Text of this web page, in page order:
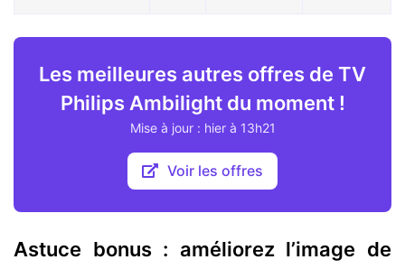
Les meilleures autres offres de TV
Philips Ambilight du moment !
Mise à jour : hier à 13h21
Voir les offres
Astuce bonus : améliorez l’image de